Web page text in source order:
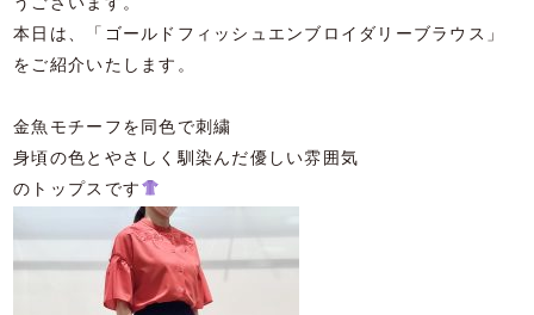
うございます。
本日は、「ゴールドフィッシュエンブロイダリーブラウス」
をご紹介いたします。
金魚モチーフを同色で刺繍
身頃の色とやさしく馴染んだ優しい雰囲気
のトップスです